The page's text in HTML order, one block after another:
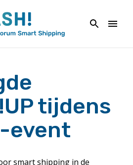
tijdens
event
smart shipping in de